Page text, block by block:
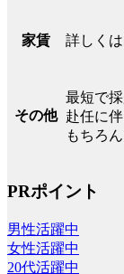
家賃 詳しく
その他
最短で
赴任に
もちろ
PRポイント
男性活躍中
女性活躍中
20代活躍中